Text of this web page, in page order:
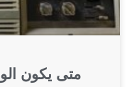
متى يكون